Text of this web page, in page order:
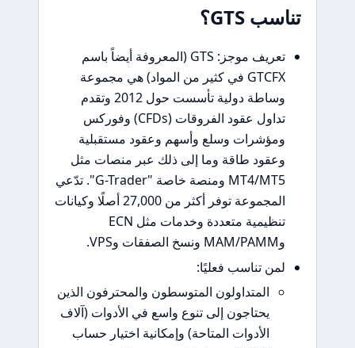
تعريف موجز: GTS (المعروفة أيضاً باسم
GTCFX في كثير من المواد) هي مجموعة
وساطة دولية تأسست حول 2012 وتقدم
تداول عقود الفروقات (CFDs) وفوركس
وسلع وأسهم وعقود مستقبلية
طاقة وما إلى ذلك عبر منصات مثل
MT4/MT5 ومنصة خاصة "G-Trader". تدّعي
المجموعة توفر أكثر من 27,000 أصلًا وكيانات
تنظيمية متعددة وخدمات مثل ECN
تناسب فعليًا:
المتداولون المتوسطون والمحترفون الذين
يحتاجون إلى تنوع واسع في الأدوات (آلاف
الأدوات المتاحة) وإمكانية اختيار حساب